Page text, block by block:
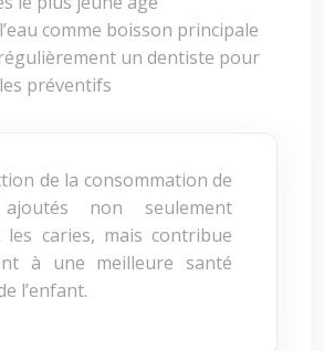
comme boisson principale
un dentiste pour
préventifs
de la consommation de
non seulement
les caries, mais contribue
à une meilleure santé
l’enfant.